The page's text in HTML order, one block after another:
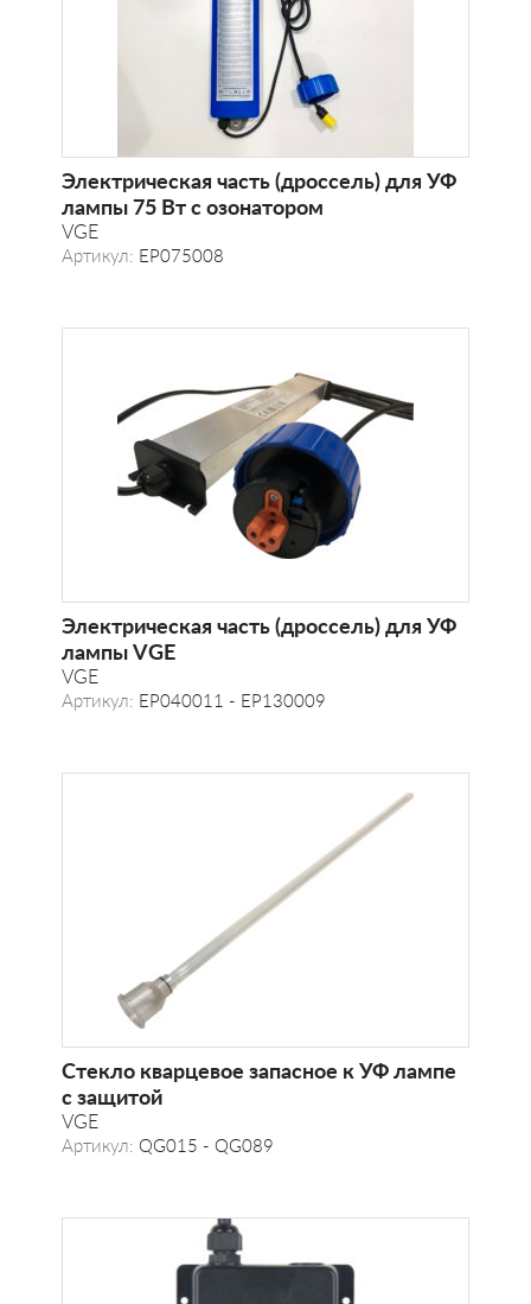
Электрическая часть (дроссель) для УФ
лампы 75 Вт с озонатором
VGE
Артикул: EP075008
Электрическая часть (дроссель) для УФ
лампы VGE
VGE
Артикул: EP040011 - EP130009
Стекло кварцевое запасное к УФ лампе
с защитой
VGE
Артикул: QG015 - QG089